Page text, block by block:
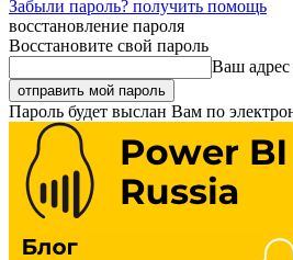
Забыли пароль? получить помощь
восстановление пароля
Восстановите свой пароль
Ваш
Пароль будет выслан Вам по